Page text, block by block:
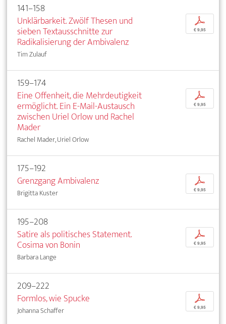
141–158
Unklärbarkeit. Zwölf Thesen und
sieben Textausschnitte zur
Radikalisierung der Ambivalenz
Tim Zulauf
p
€ 9,95
159–174
Eine Offenheit, die Mehrdeutigkeit
ermöglicht. Ein E-Mail-Austausch
zwischen Uriel Orlow und Rachel
Mader
Rachel Mader, Uriel Orlow
p
€ 9,95
175–192
Grenzgang Ambivalenz
Brigitta Kuster
p
€ 9,95
195–208
Satire als politisches Statement.
Cosima von Bonin
Barbara Lange
p
€ 9,95
209–222
Formlos, wie Spucke
Johanna Schaffer
p
€ 9,95